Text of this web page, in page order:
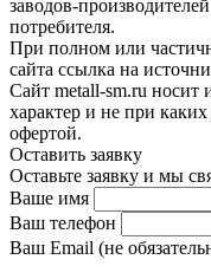
заводов-
потребителя.
При полном или
сайта ссылка на
Сайт metall-sm.ru
характер и не при
офертой.
Оставить заявку
Оставьте заявку и мы
Ваше имя
Ваш телефон
Ваш Email (не